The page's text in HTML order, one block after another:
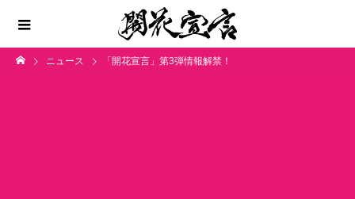
ニュース 「開花宣言」第3弾情報解禁！